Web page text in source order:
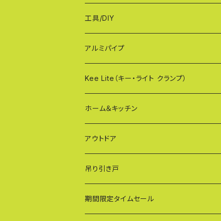
CXG（パネル取付不可タイプ）
XXG（パネル専用タイプ）
OXG（二輪・二輪・一輪/傾斜地対応アルミ
TXGシリーズ（ご家庭用/和風）
幅120cmタイプ
工具/DIY
荷揚げバケツ
樹脂製止水パネル
ザ・クランプ
蝶ボルト
建築補材
アルミパイプ
Kee Lite（キー・ライト クランプ）
ホーム＆キッチン
アウトドア
吊り引き戸
期間限定タイムセール